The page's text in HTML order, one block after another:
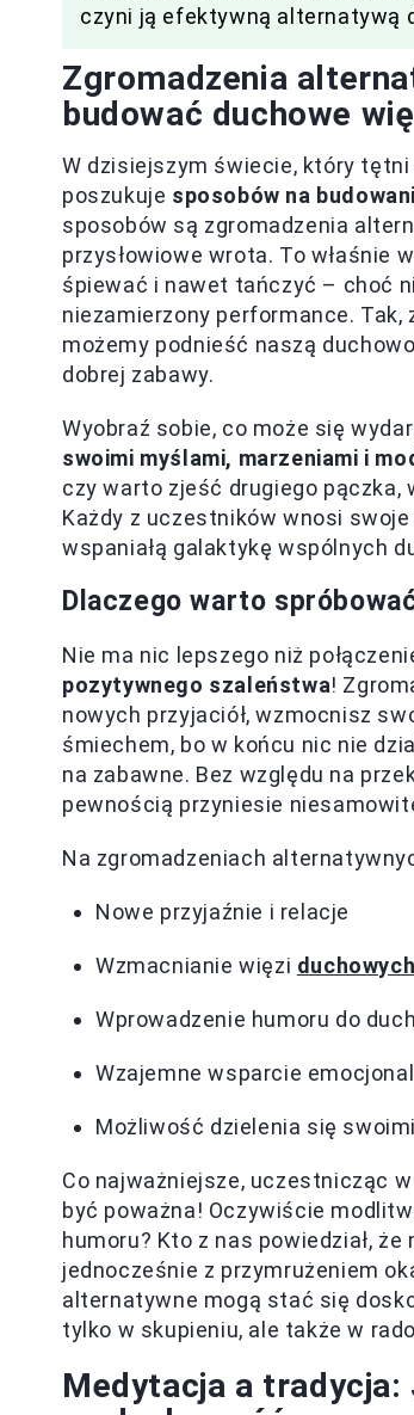
czyni ją efektywną alternatywą
Zgromadzenia
budować duchowe
W dzisiejszym świecie, który
poszukuje sposobów na
sposobów są zgromadzenia
przysłowiowe wrota. To właśnie
śpiewać i nawet tańczyć – choć
niezamierzony performance.
możemy podnieść naszą
dobrej zabawy.
Wyobraź sobie, co może się
swoimi myślami, marzeniami i
czy warto zjeść drugiego pączka,
Każdy z uczestników wnosi
wspaniałą galaktykę wspólnych
Dlaczego warto
Nie ma nic lepszego niż
pozytywnego szaleństwa!
nowych przyjaciół, wzmocnisz
śmiechem, bo w końcu nic nie
na zabawne. Bez względu na
pewnością przyniesie
Na zgromadzeniach
Nowe przyjaźnie i relacje
Wzmacnianie więzi duchowych
Wprowadzenie humoru do
Wzajemne wsparcie
Możliwość dzielenia się
Co najważniejsze, uczestnicząc
być poważna! Oczywiście
humoru? Kto z nas powiedział,
jednocześnie z przymrużeniem
alternatywne mogą stać się
tylko w skupieniu, ale także w
Medytacja a